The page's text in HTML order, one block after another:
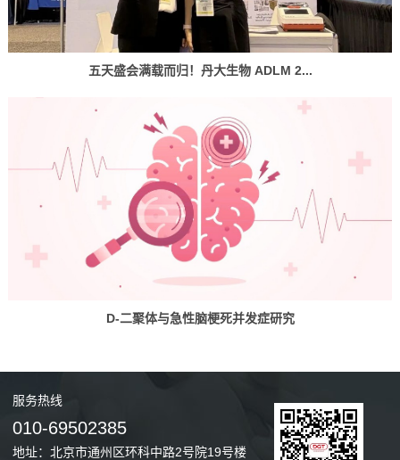
五天盛会满载而归！丹大生物 ADLM 2...
D-二聚体与急性脑梗死并发症研究
服务热线
010-69502385
地址：北京市通州区环科中路2号院19号楼